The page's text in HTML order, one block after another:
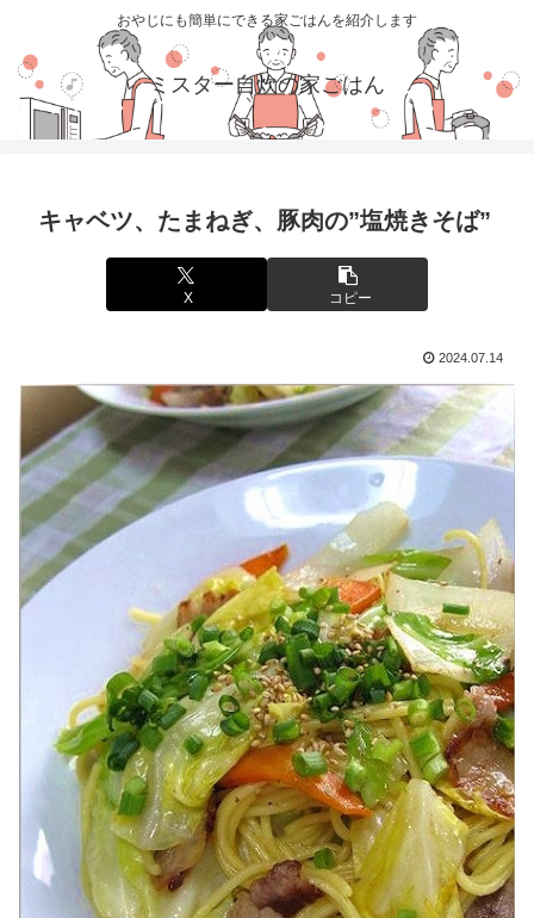
おやじにも簡単にできる家ごはんを紹介します
ミスター自炊の家ごはん
キャベツ、たまねぎ、豚肉の”塩焼きそば”
X コピー
2024.07.14